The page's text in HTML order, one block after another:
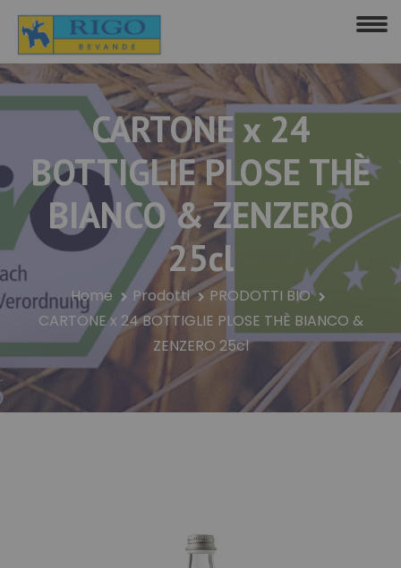
CARTONE x 24
BOTTIGLIE PLOSE THÈ
BIANCO & ZENZERO
25cl
Home Prodotti
PRODOTTI BIO
CARTONE x 24 BOTTIGLIE PLOSE THÈ BIANCO &
ZENZERO 25cl